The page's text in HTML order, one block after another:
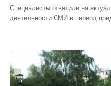
Специалисты ответили на
деятельности СМИ в период